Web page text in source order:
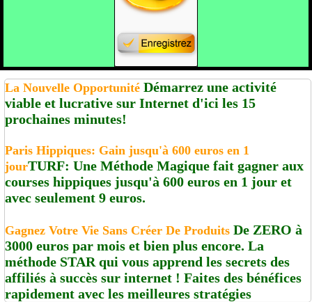
La Nouvelle Opportunité Démarrez une activité
viable et lucrative sur Internet d'ici les 15
prochaines minutes!
Paris Hippiques: Gain jusqu'à 600 euros en 1
jourTURF: Une Méthode Magique fait gagner aux
courses hippiques jusqu'à 600 euros en 1 jour et
avec seulement 9 euros.
Gagnez Votre Vie Sans Créer De Produits De ZERO à
3000 euros par mois et bien plus encore. La
méthode STAR qui vous apprend les secrets des
affiliés à succès sur internet ! Faites des bénéfices
rapidement avec les meilleures stratégies